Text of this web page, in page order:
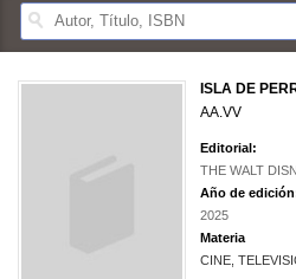
ISLA DE
AA.VV
Editorial:
THE WALT
Año de
2025
Materia
CINE,